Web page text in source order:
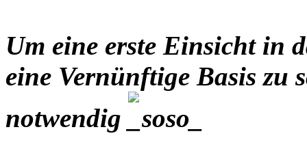
Um eine erste Einsicht in
eine Vernünftige Basis zu
notwendig